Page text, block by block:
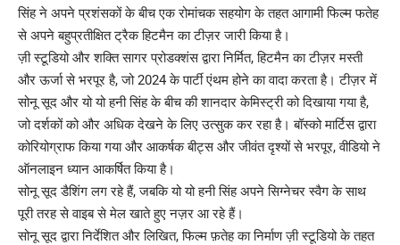
सिंह ने अपने प्रशंसकों के बीच एक रोमांचक सहयोग के तहत आगामी फिल्म फतेह
से अपने बहुप्रतीक्षित ट्रैक हिटमैन का टीज़र जारी किया है।
ज़ी स्टूडियो और शक्ति सागर प्रोडक्शंस द्वारा निर्मित, हिटमैन का टीज़र मस्ती
और ऊर्जा से भरपूर है, जो 2024 के पार्टी एंथम होने का वादा करता है। टीज़र में
सोनू सूद और यो यो हनी सिंह के बीच की शानदार केमिस्ट्री को दिखाया गया है,
जो दर्शकों को और अधिक देखने के लिए उत्सुक कर रहा है। बॉस्को मार्टिस द्वारा
कोरियोग्राफ किया गया और आकर्षक बीट्स और जीवंत दृश्यों से भरपूर, वीडियो ने
ऑनलाइन ध्यान आकर्षित किया है।
सोनू सूद डैशिंग लग रहे हैं, जबकि यो यो हनी सिंह अपने सिग्नेचर स्वैग के साथ
पूरी तरह से वाइब से मेल खाते हुए नज़र आ रहे हैं।
सोनू सूद द्वारा निर्देशित और लिखित, फिल्म फ़तेह का निर्माण ज़ी स्टूडियो के तहत